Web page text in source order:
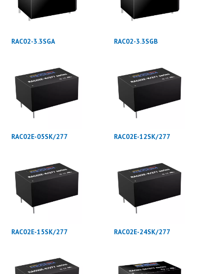
RAC02-3.3SGA RAC02-3.3SGB
RAC02E-05SK/277 RAC02E-12SK/277
RAC02E-15SK/277 RAC02E-24SK/277